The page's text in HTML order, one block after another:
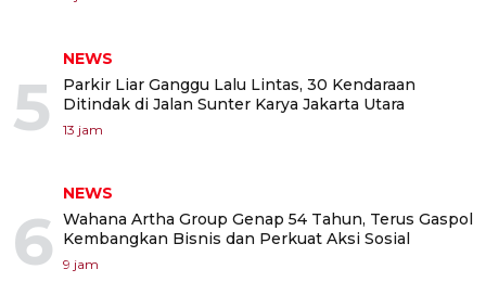
5
NEWS
Parkir Liar Ganggu Lalu Lintas, 30 Kendaraan
Ditindak di Jalan Sunter Karya Jakarta Utara
13 jam
6
NEWS
Wahana Artha Group Genap 54 Tahun, Terus Gaspol
Kembangkan Bisnis dan Perkuat Aksi Sosial
9 jam